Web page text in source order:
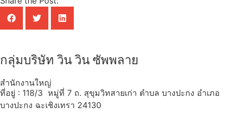
กลุ่มบริษัท วิน วิน ซัพพลาย
สำนักงานใหญ่
ที่อยู่ : 118/3 หมู่ที่ 7 ถ. สุขุมวิทสายเก่า ตำบล บางปะกง อำเภอ
บางปะกง ฉะเชิงเทรา 24130